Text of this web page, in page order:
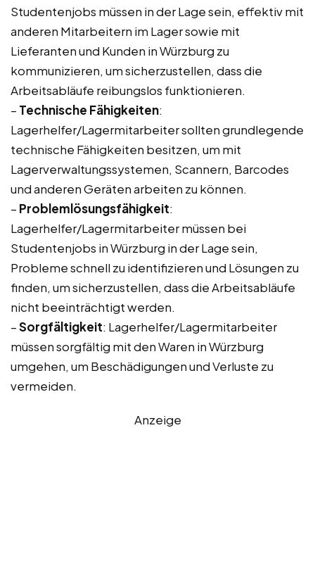
Studentenjobs müssen in der Lage sein, effektiv mit
anderen Mitarbeitern im Lager sowie mit
Lieferanten und Kunden in Würzburg zu
kommunizieren, um sicherzustellen, dass die
Arbeitsabläufe reibungslos funktionieren.
– Technische Fähigkeiten:
Lagerhelfer/Lagermitarbeiter sollten grundlegende
technische Fähigkeiten besitzen, um mit
Lagerverwaltungssystemen, Scannern, Barcodes
und anderen Geräten arbeiten zu können.
– Problemlösungsfähigkeit:
Lagerhelfer/Lagermitarbeiter müssen bei
Studentenjobs in Würzburg in der Lage sein,
Probleme schnell zu identifizieren und Lösungen zu
finden, um sicherzustellen, dass die Arbeitsabläufe
nicht beeinträchtigt werden.
–Sorgfältigkeit: Lagerhelfer/Lagermitarbeiter
müssen sorgfältig mit den Waren in Würzburg
umgehen, um Beschädigungen und Verluste zu
vermeiden.
Anzeige